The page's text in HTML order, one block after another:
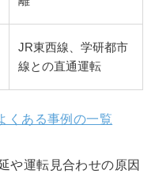
JR東西線、学研都市
線との直通運転
くある事例の一覧
や運転見合わせの原因